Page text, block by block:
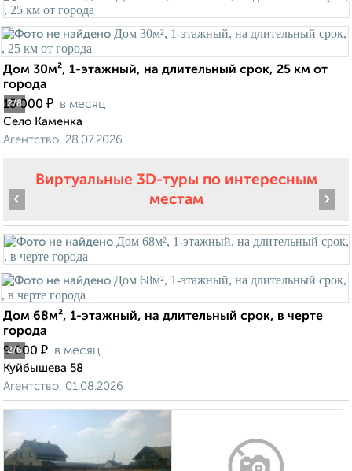
2/8
Дом 30м², 1-этажный, на длительный срок, 25 км от
города
15 000 ₽ в месяц
Село Каменка
Агентство, 28.07.2026
Виртуальные 3D-туры по интересным
местам
2/6
‹ ›
Дом 68м², 1-этажный, на длительный срок, в черте
города
9 000 ₽ в месяц
Куйбышева 58
Агентство, 01.08.2026